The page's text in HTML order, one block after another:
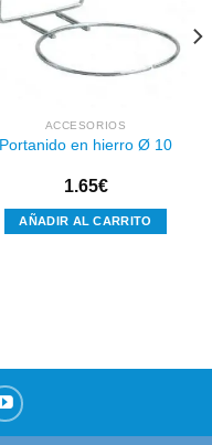
deseos
ACCESORIOS
Portanido en hierro Ø 10
1.65€
AÑADIR AL CARRITO